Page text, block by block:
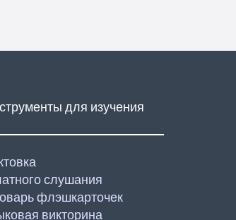
для изучения
слушания
флэшкарточек
викторина